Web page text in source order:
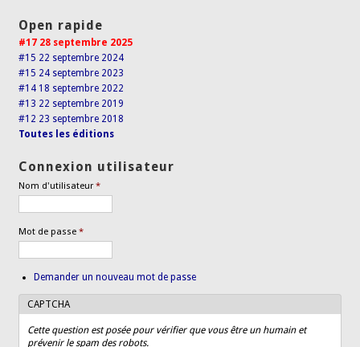
Open rapide
#17 28 septembre 2025
#15 22 septembre 2024
#15 24 septembre 2023
#14 18 septembre 2022
#13 22 septembre 2019
#12 23 septembre 2018
Toutes les éditions
Connexion utilisateur
Nom d'utilisateur*
Mot de passe*
Demander un nouveau mot de passe
CAPTCHA
Cette question est posée pour vérifier que vous être un humain et
prévenir le spam des robots.